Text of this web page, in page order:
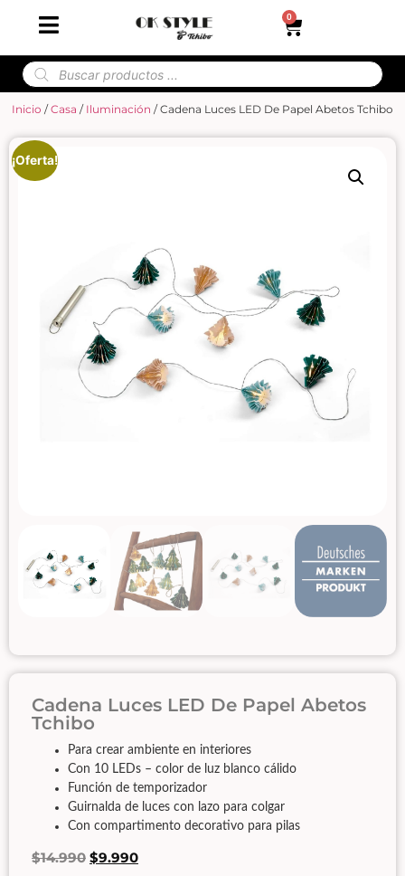
0
Inicio /Casa / Iluminación / Cadena Luces LED De Papel Abetos Tchibo
¡Oferta!
Cadena Luces LED De Papel Abetos
Tchibo
Para crear ambiente en interiores
Con 10 LEDs – color de luz blanco cálido
Función de temporizador
Guirnalda de luces con lazo para colgar
Con compartimento decorativo para pilas
$14.990 $9.990